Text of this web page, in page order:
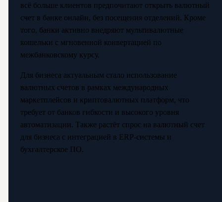
всё больше клиентов предпочитают открыть валютный
счет в банке онлайн, без посещения отделений. Кроме
того, банки активно внедряют мультивалютные
кошельки с мгновенной конвертацией по
межбанковскому курсу.
Для бизнеса актуальным стало использование
валютных счетов в рамках международных
маркетплейсов и криптовалютных платформ, что
требует от банков гибкости и высокого уровня
автоматизации. Также растёт спрос на валютный счет
для бизнеса с интеграцией в ERP-системы и
бухгалтерское ПО.